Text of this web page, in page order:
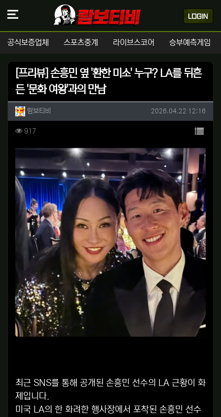
공식보증업체 스포츠중계 라이브스코어 승부예측게임
[프리뷰] 손흥민 옆 '환한 미소' 누구? LA를 뒤흔
든 '문화 여왕'과의 만남
작성자 정보
람보티비 작성일
2026.04.22 12:16
컨텐츠 정보
917조회 목록
본문
최근 SNS를 통해 공개된 손흥민 선수의 LA 근황이 화
제입니다.
미국 LA의 한 화려한 행사장에서 포착된 손흥민 선수